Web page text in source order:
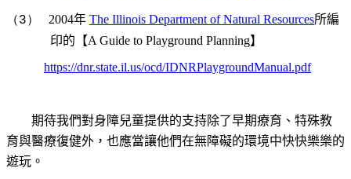
（3） 2004年 The Illinois Department of Natural Resources所編
印的【A Guide to Playground Planning】
https://dnr.state.il.us/ocd/IDNRPlaygroundManual.pdf
期待我們對身障兒童提供的支持除了早期療育、特殊教
育與醫療復健外，也應當讓他們在無障礙的環境中快快樂樂的
遊玩。